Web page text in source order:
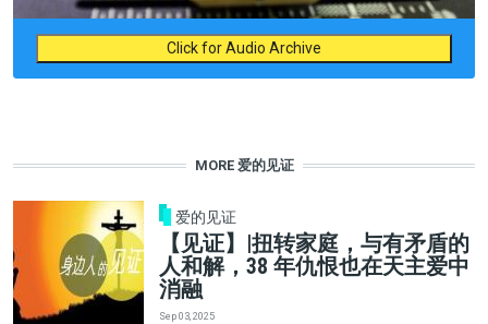
Click for Audio Archive
MORE 爱的见证
爱的见证
【见证】|扭转家庭，与有矛盾的
人和解，38 年仇恨也在天主爱中
消融
Sep 03, 2025